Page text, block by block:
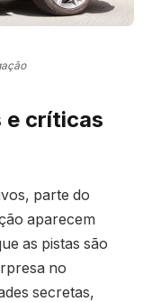
e críticas
parte do
aparecem
as pistas são
no
secretas,